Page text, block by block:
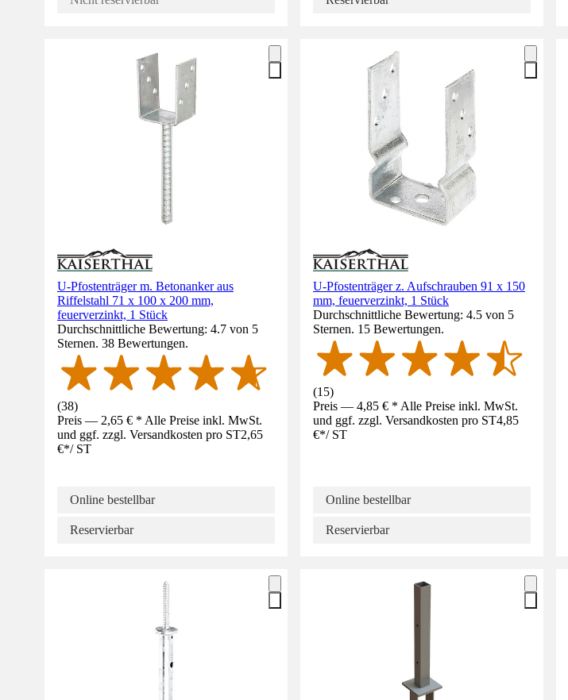
U-Pfostenträger m. Betonanker aus
Riffelstahl 71 x 100 x 200 mm,
feuerverzinkt, 1 Stück
Durchschnittliche Bewertung: 4.7 von 5
Sternen. 38 Bewertungen.
(38)
Preis — 2,65 € * Alle Preise inkl. MwSt.
und ggf. zzgl. Versandkosten pro ST2,65
€*/ ST
Online bestellbar
Reservierbar
U-Pfostenträger z. Aufschrauben 91 x 150
mm, feuerverzinkt, 1 Stück
Durchschnittliche Bewertung: 4.5 von 5
Sternen. 15 Bewertungen.
(15)
Preis — 4,85 € * Alle Preise inkl. MwSt.
und ggf. zzgl. Versandkosten pro ST4,85
€*/ ST
Online bestellbar
Reservierbar